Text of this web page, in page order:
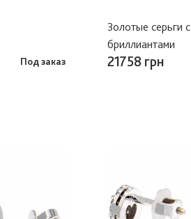
Под заказ
Золотые серьги с
бриллиантами
21758 грн